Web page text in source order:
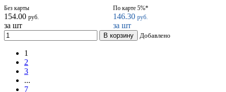
Без карты
154.00 руб.
за шт
По карте 5%*
146.30 руб.
за шт
В корзину Добавлено
1
2
3
...
7